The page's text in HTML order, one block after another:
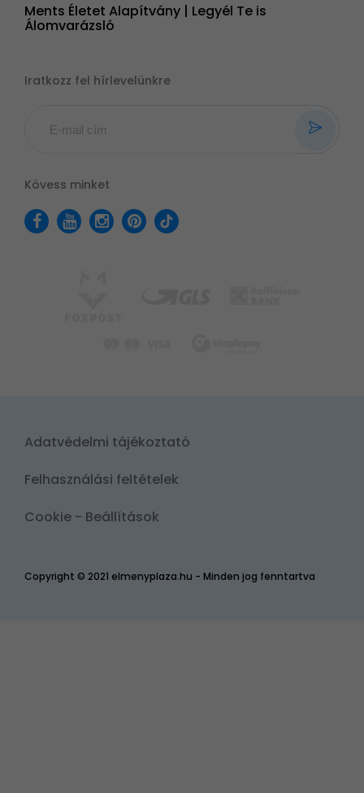
Ments Életet Alapítvány | Legyél Te is
Álomvarázsló
Iratkozz fel hírlevelünkre
Kövess minket
Copyright © 2021 elmenyplaza.hu - Minden jog fenntartva
Adatvédelmi tájékoztató
Felhasználási feltételek
Cookie - Beállítások